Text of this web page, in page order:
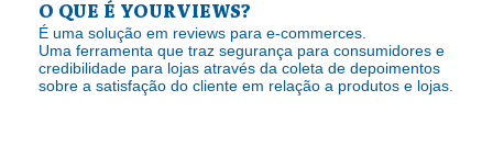
O QUE É YOURVIEWS?
É uma solução em reviews para e-commerces.
Uma ferramenta que traz segurança para consumidores e
credibilidade para lojas através da coleta de depoimentos
sobre a satisfação do cliente em relação a produtos e lojas.